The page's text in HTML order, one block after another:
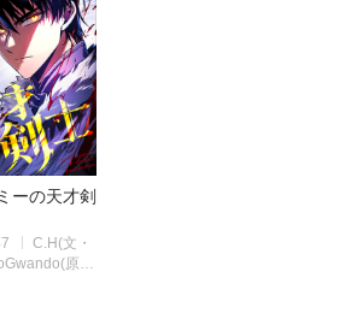
ーの天才剣
C.H(文・
原